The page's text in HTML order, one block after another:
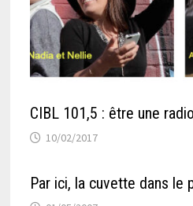
CIBL 101,5 : être une
10/02/2017
Par ici, la cuvette dans le